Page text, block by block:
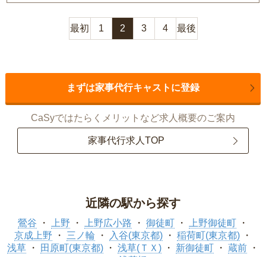
最初 1 2 3 4 最後
まずは家事代行キャストに登録
CaSyではたらくメリットなど求人概要のご案内
家事代行求人TOP
近隣の駅から探す
鶯谷 上野 上野広小路 御徒町
上野御徒町
京成上野
三ノ輪 入谷(東京都)
稲荷町(東京都)
浅草
田原町(東京都) 浅草(ＴＸ) 新御徒町
蔵前